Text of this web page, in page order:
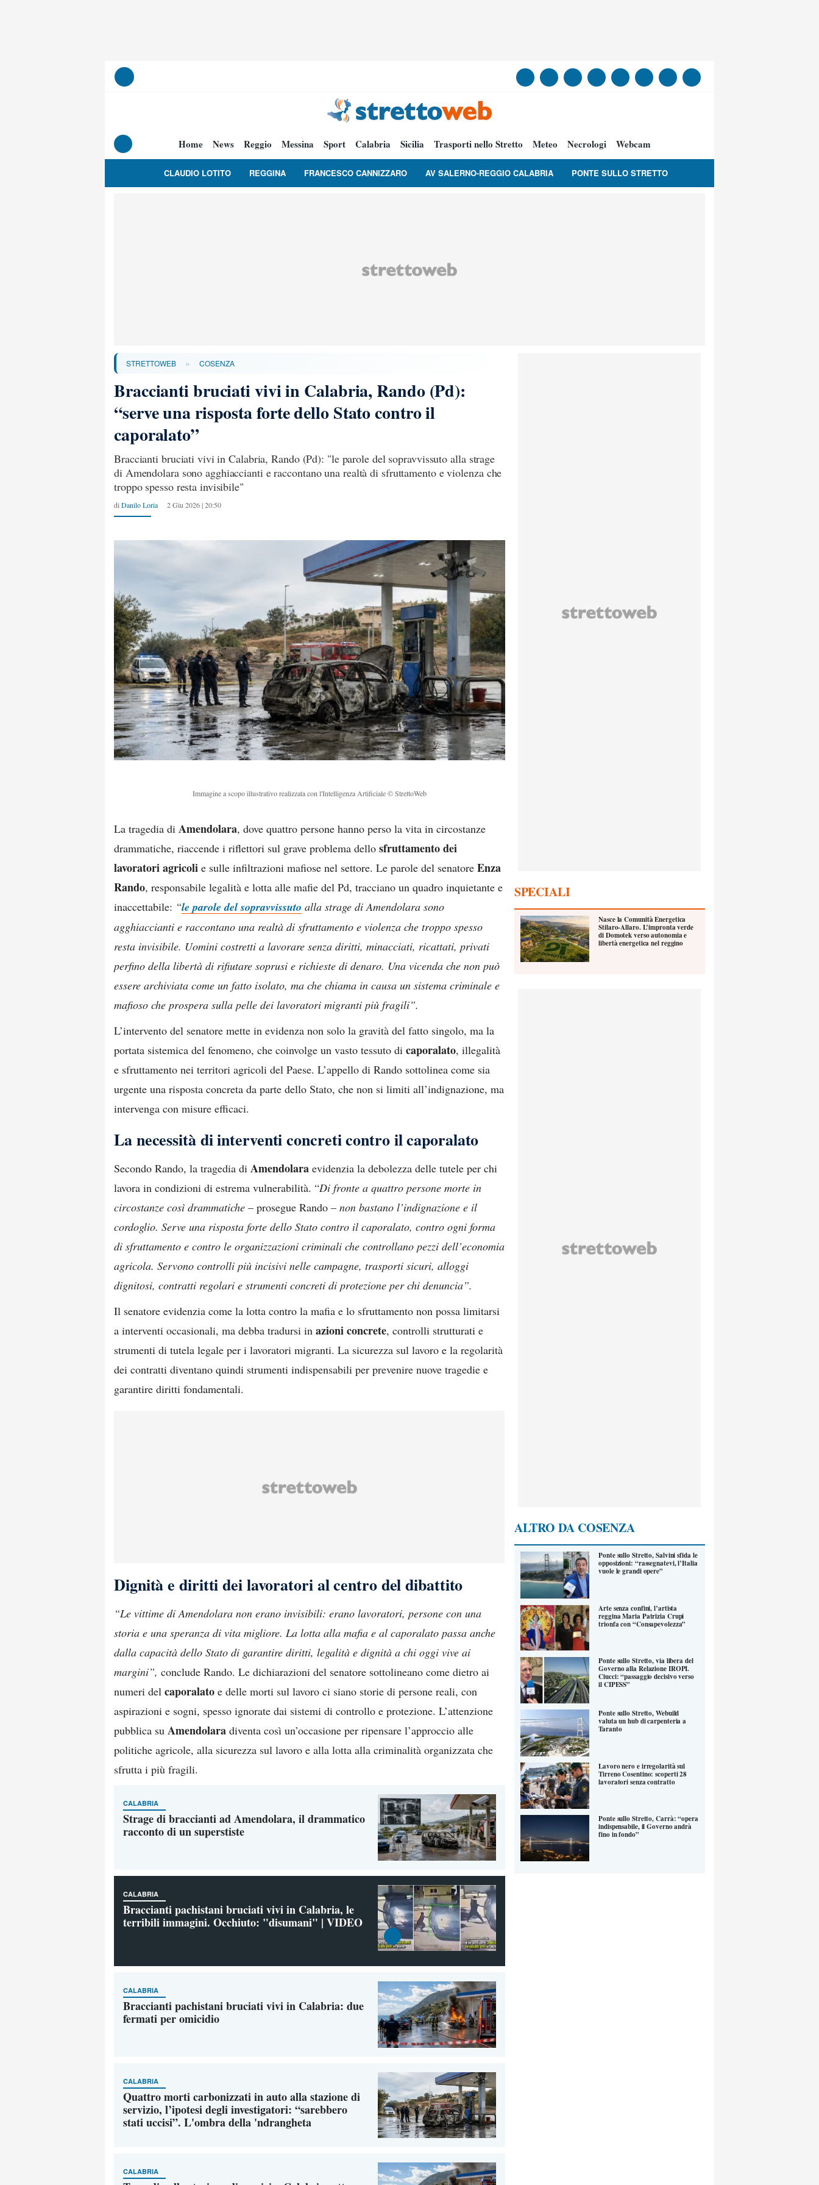
Home News Reggio Messina Sport Calabria Sicilia Trasporti nello Stretto Meteo Necrologi Webcam
CLAUDIO LOTITO REGGINA FRANCESCO CANNIZZARO AV SALERNO-REGGIO CALABRIA PONTE SULLO STRETTO
STRETTOWEB » COSENZA
Braccianti bruciati vivi in Calabria, Rando (Pd):
“serve una risposta forte dello Stato contro il
caporalato”
Braccianti bruciati vivi in Calabria, Rando (Pd): "le parole del sopravvissuto alla strage
di Amendolara sono agghiaccianti e raccontano una realtà di sfruttamento e violenza che
troppo spesso resta invisibile"
di Danilo Loria 2 Giu 2026 | 20:50
Immagine a scopo illustrativo realizzata con l'Intelligenza Artificiale © StrettoWeb
La tragedia di Amendolara, dove quattro persone hanno perso la vita in circostanze
drammatiche, riaccende i riflettori sul grave problema dello sfruttamento dei
lavoratori agricoli e sulle infiltrazioni mafiose nel settore. Le parole del senatore Enza
Rando, responsabile legalità e lotta alle mafie del Pd, tracciano un quadro inquietante e
inaccettabile: “le parole del sopravvissuto alla strage di Amendolara sono
agghiaccianti e raccontano una realtà di sfruttamento e violenza che troppo spesso
resta invisibile. Uomini costretti a lavorare senza diritti, minacciati, ricattati, privati
perfino della libertà di rifiutare soprusi e richieste di denaro. Una vicenda che non può
essere archiviata come un fatto isolato, ma che chiama in causa un sistema criminale e
mafioso che prospera sulla pelle dei lavoratori migranti più fragili”.
L’intervento del senatore mette in evidenza non solo la gravità del fatto singolo, ma la
portata sistemica del fenomeno, che coinvolge un vasto tessuto di caporalato, illegalità
e sfruttamento nei territori agricoli del Paese. L’appello di Rando sottolinea come sia
urgente una risposta concreta da parte dello Stato, che non si limiti all’indignazione, ma
intervenga con misure efficaci.
La necessità di interventi concreti contro il caporalato
Secondo Rando, la tragedia di Amendolara evidenzia la debolezza delle tutele per chi
lavora in condizioni di estrema vulnerabilità. “Di fronte a quattro persone morte in
circostanze così drammatiche – prosegue Rando – non bastano l’indignazione e il
cordoglio. Serve una risposta forte dello Stato contro il caporalato, contro ogni forma
di sfruttamento e contro le organizzazioni criminali che controllano pezzi dell’economia
agricola. Servono controlli più incisivi nelle campagne, trasporti sicuri, alloggi
dignitosi, contratti regolari e strumenti concreti di protezione per chi denuncia”.
Il senatore evidenzia come la lotta contro la mafia e lo sfruttamento non possa limitarsi
a interventi occasionali, ma debba tradursi in azioni concrete, controlli strutturati e
strumenti di tutela legale per i lavoratori migranti. La sicurezza sul lavoro e la regolarità
dei contratti diventano quindi strumenti indispensabili per prevenire nuove tragedie e
garantire diritti fondamentali.
Dignità e diritti dei lavoratori al centro del dibattito
“Le vittime di Amendolara non erano invisibili: erano lavoratori, persone con una
storia e una speranza di vita migliore. La lotta alla mafia e al caporalato passa anche
dalla capacità dello Stato di garantire diritti, legalità e dignità a chi oggi vive ai
margini”, conclude Rando. Le dichiarazioni del senatore sottolineano come dietro ai
numeri del caporalato e delle morti sul lavoro ci siano storie di persone reali, con
aspirazioni e sogni, spesso ignorate dai sistemi di controllo e protezione. L’attenzione
pubblica su Amendolara diventa così un’occasione per ripensare l’approccio alle
politiche agricole, alla sicurezza sul lavoro e alla lotta alla criminalità organizzata che
sfrutta i più fragili.
CALABRIA
Strage di braccianti ad Amendolara, il drammatico
racconto di un superstiste
CALABRIA
Braccianti pachistani bruciati vivi in Calabria, le
terribili immagini. Occhiuto: "disumani" | VIDEO
CALABRIA
Braccianti pachistani bruciati vivi in Calabria: due
fermati per omicidio
CALABRIA
Quattro morti carbonizzati in auto alla stazione di
servizio, l’ipotesi degli investigatori: “sarebbero
stati uccisi”. L'ombra della 'ndrangheta
CALABRIA
SPECIALI
Nasce la Comunità Energetica
Stilaro-Allaro. L’impronta verde
di Domotek verso autonomia e
libertà energetica nel reggino
ALTRO DA COSENZA
Ponte sullo Stretto, Salvini sfida le
opposizioni: “rassegnatevi, l’Italia
vuole le grandi opere”
Arte senza confini, l’artista
reggina Maria Patrizia Crupi
trionfa con “Consapevolezza”
Ponte sullo Stretto, via libera del
Governo alla Relazione IROPI.
Ciucci: “passaggio decisivo verso
il CIPESS”
Ponte sullo Stretto, Webuild
valuta un hub di carpenteria a
Taranto
Lavoro nero e irregolarità sul
Tirreno Cosentino: scoperti 28
lavoratori senza contratto
Ponte sullo Stretto, Carrà: “opera
indispensabile, il Governo andrà
fino in fondo”